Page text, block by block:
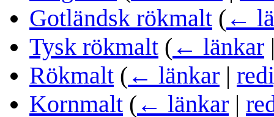
Gotländsk rökmalt ( ←
Tysk rökmalt ( ← länkar
Rökmalt ( ← länkar |
Kornmalt ( ← länkar |